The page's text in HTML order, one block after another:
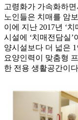
고령화가 가속화하
노인들은 치매를 암
이에 지난 2017년 ‘
시설에 ‘치매전담실
양시설보다 더 넓은
요양인력이 맞춤형
한 전용 생활공간이